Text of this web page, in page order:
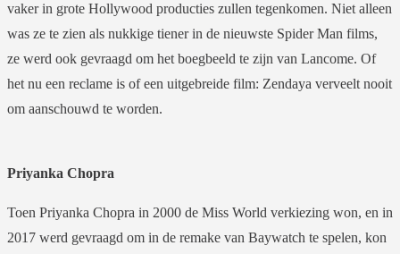
vaker in grote Hollywood producties zullen tegenkomen. Niet alleen
was ze te zien als nukkige tiener in de nieuwste Spider Man films,
ze werd ook gevraagd om het boegbeeld te zijn van Lancome. Of
het nu een reclame is of een uitgebreide film: Zendaya verveelt nooit
om aanschouwd te worden.
Priyanka Chopra
Toen Priyanka Chopra in 2000 de Miss World verkiezing won, en in
2017 werd gevraagd om in de remake van Baywatch te spelen, kon